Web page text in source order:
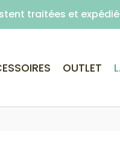
(point relais)
OUTLET
traitées et